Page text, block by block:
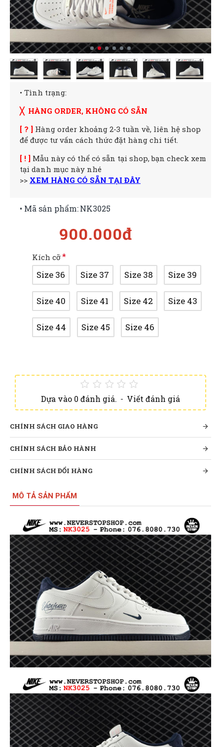
• Tình trạng:
╳ HÀNG ORDER, KHÔNG CÓ SẴN
[ ? ] Hàng order khoảng 2-3 tuần về, liên hệ shop
để được tư vấn cách thức đặt hàng chi tiết.
[ ! ] Mẫu này có thể có sẵn tại shop, bạn check xem
tại danh mục này nhé
>> XEM HÀNG CÓ SẴN TẠI ĐÂY
Dựa vào 0 đánh giá. - Viết đánh giá
900.000đ
• Mã sản phẩm:NK3025
Kích cỡ
Size 36 Size 37 Size 38 Size 39
Size 40 Size 41 Size 42 Size 43
Size 44 Size 45 Size 46
CHÍNH SÁCH GIAO HÀNG
CHÍNH SÁCH BẢO HÀNH
CHÍNH SÁCH ĐỔI HÀNG
MÔ TẢ SẢN PHẨM